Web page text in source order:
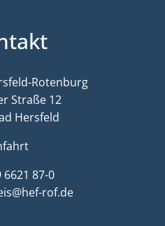
Rotenburg
Straße 12
Hersfeld
6621 87-0
rof.de